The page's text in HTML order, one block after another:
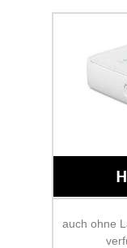
auch ohne